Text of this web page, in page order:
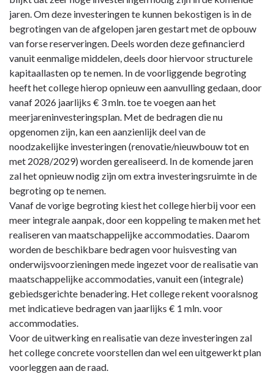
jaren. Om deze investeringen te kunnen bekostigen is in de
begrotingen van de afgelopen jaren gestart met de opbouw
van forse reserveringen. Deels worden deze gefinancierd
vanuit eenmalige middelen, deels door hiervoor structurele
kapitaallasten op te nemen. In de voorliggende begroting
heeft het college hierop opnieuw een aanvulling gedaan, door
vanaf 2026 jaarlijks € 3 mln. toe te voegen aan het
meerjareninvesteringsplan. Met de bedragen die nu
opgenomen zijn, kan een aanzienlijk deel van de
noodzakelijke investeringen (renovatie/nieuwbouw tot en
met 2028/2029) worden gerealiseerd. In de komende jaren
zal het opnieuw nodig zijn om extra investeringsruimte in de
begroting op te nemen.
Vanaf de vorige begroting kiest het college hierbij voor een
meer integrale aanpak, door een koppeling te maken met het
realiseren van maatschappelijke accommodaties. Daarom
worden de beschikbare bedragen voor huisvesting van
onderwijsvoorzieningen mede ingezet voor de realisatie van
maatschappelijke accommodaties, vanuit een (integrale)
gebiedsgerichte benadering. Het college rekent vooralsnog
met indicatieve bedragen van jaarlijks € 1 mln. voor
accommodaties.
Voor de uitwerking en realisatie van deze investeringen zal
het college concrete voorstellen dan wel een uitgewerkt plan
voorleggen aan de raad.